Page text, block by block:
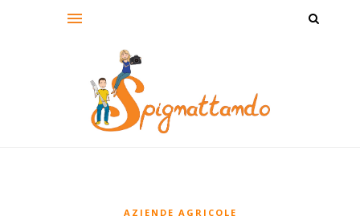
AZIENDE AGRICOLE